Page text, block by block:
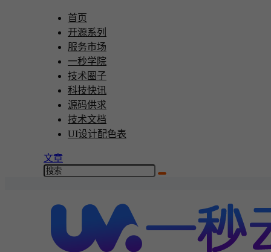
首页
开源系列
服务市场
一秒学院
技术圈子
科技快讯
源码供求
技术文档
UI设计配色表
文章